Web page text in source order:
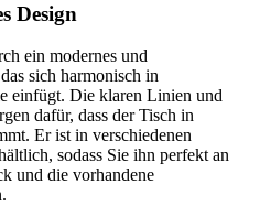
Design
ein modernes und
sich harmonisch in
einfügt. Die klaren Linien und
dafür, dass der Tisch in
Er ist in verschiedenen
sodass Sie ihn perfekt an
und die vorhandene